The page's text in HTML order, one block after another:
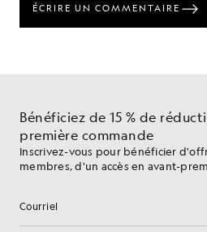
Bénéficiez de 15 % de
première commande
Inscrivez-vous pour bénéficier
membres, d'un accès en avant-
Adresse e-mail